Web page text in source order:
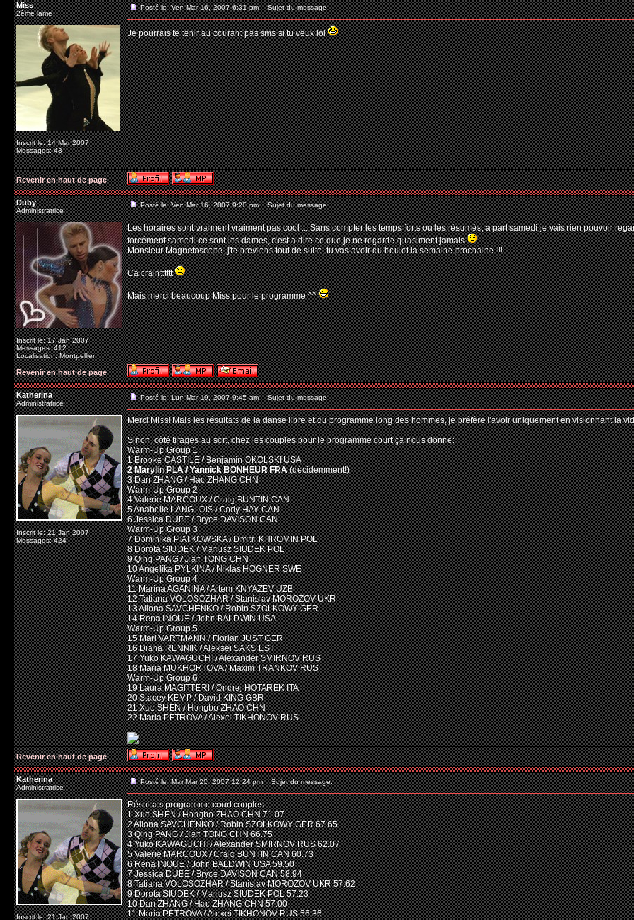
Miss
2ème lame
Inscrit le: 14 Mar 2007
Messages: 43
Posté le: Ven Mar 16, 2007 6:31 pm Sujet du message:
Je pourrais te tenir au courant pas sms si tu veux lol
Revenir en haut de page
Duby
Administratrice
Inscrit le: 17 Jan 2007
Messages: 412
Localisation: Montpellier
Posté le: Ven Mar 16, 2007 9:20 pm Sujet du message:
Les horaires sont vraiment vraiment pas cool ... Sans compter les temps forts ou les résumés, a part samedi je vais rien pouvoir
forcément samedi ce sont les dames, c'est a dire ce que je ne regarde quasiment jamais
Monsieur Magnetoscope, j'te previens tout de suite, tu vas avoir du boulot la semaine prochaine !!!
Ca craintttttt
Mais merci beaucoup Miss pour le programme ^^
Revenir en haut de page
Katherina
Administratrice
Inscrit le: 21 Jan 2007
Messages: 424
Posté le: Lun Mar 19, 2007 9:45 am Sujet du message:
Merci Miss! Mais les résultats de la danse libre et du programme long des hommes, je préfère l'avoir uniquement en visionnant la
Sinon, côté tirages au sort, chez lescouplespour le programme court ça nous donne:
Warm-Up Group 1
1 Brooke CASTILE / Benjamin OKOLSKI USA
2 Marylin PLA / Yannick BONHEUR FRA(décidemment!)
3 Dan ZHANG / Hao ZHANG CHN
Warm-Up Group 2
4 Valerie MARCOUX / Craig BUNTIN CAN
5 Anabelle LANGLOIS / Cody HAY CAN
6 Jessica DUBE / Bryce DAVISON CAN
Warm-Up Group 3
7 Dominika PIATKOWSKA / Dmitri KHROMIN POL
8 Dorota SIUDEK / Mariusz SIUDEK POL
9 Qing PANG / Jian TONG CHN
10 Angelika PYLKINA / Niklas HOGNER SWE
Warm-Up Group 4
11 Marina AGANINA / Artem KNYAZEV UZB
12 Tatiana VOLOSOZHAR / Stanislav MOROZOV UKR
13 Aliona SAVCHENKO / Robin SZOLKOWY GER
14 Rena INOUE / John BALDWIN USA
Warm-Up Group 5
15 Mari VARTMANN / Florian JUST GER
16 Diana RENNIK / Aleksei SAKS EST
17 Yuko KAWAGUCHI / Alexander SMIRNOV RUS
18 Maria MUKHORTOVA / Maxim TRANKOV RUS
Warm-Up Group 6
19 Laura MAGITTERI / Ondrej HOTAREK ITA
20 Stacey KEMP / David KING GBR
21 Xue SHEN / Hongbo ZHAO CHN
22 Maria PETROVA / Alexei TIKHONOV RUS
_________________
Revenir en haut de page
Katherina
Administratrice
Inscrit le: 21 Jan 2007
Posté le: Mar Mar 20, 2007 12:24 pm Sujet du message:
Résultats programme court couples:
1 Xue SHEN / Hongbo ZHAO CHN 71.07
2 Aliona SAVCHENKO / Robin SZOLKOWY GER 67.65
3 Qing PANG / Jian TONG CHN 66.75
4 Yuko KAWAGUCHI / Alexander SMIRNOV RUS 62.07
5 Valerie MARCOUX / Craig BUNTIN CAN 60.73
6 Rena INOUE / John BALDWIN USA 59.50
7 Jessica DUBE / Bryce DAVISON CAN 58.94
8 Tatiana VOLOSOZHAR / Stanislav MOROZOV UKR 57.62
9 Dorota SIUDEK / Mariusz SIUDEK POL 57.23
10 Dan ZHANG / Hao ZHANG CHN 57.00
11 Maria PETROVA / Alexei TIKHONOV RUS 56.36